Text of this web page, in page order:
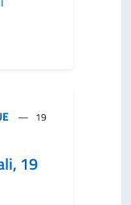
19
19